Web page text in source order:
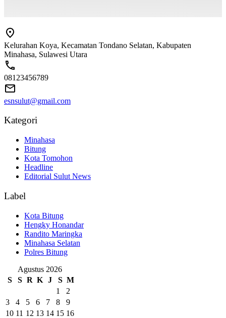
Kelurahan Koya, Kecamatan Tondano Selatan, Kabupaten
Minahasa, Sulawesi Utara
08123456789
esnsulut@gmail.com
Kategori
Minahasa
Bitung
Kota Tomohon
Headline
Editorial Sulut News
Label
Kota Bitung
Hengky Honandar
Randito Maringka
Minahasa Selatan
Polres Bitung
Agustus 2026
S
S R K J S M
1
2
3
4 5 6 7 8
9
10 11 12 13 14 15 16